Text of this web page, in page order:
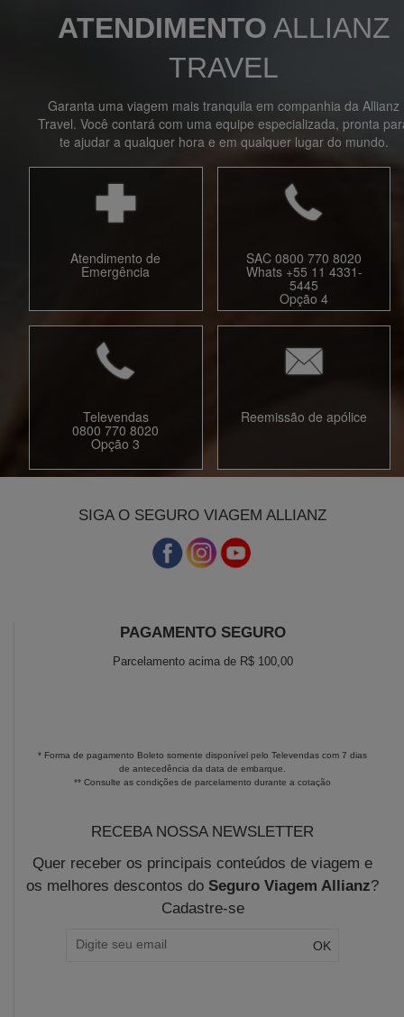
ATENDIMENTO ALLIANZ
TRAVEL
Garanta uma viagem mais tranquila em companhia da Allianz
Travel. Você contará com uma equipe especializada, pronta
te ajudar a qualquer hora e em qualquer lugar do mundo.
Atendimento de
Emergência
SAC 0800 770 8020
Whats +55 11 4331-
5445
Opção 4
Televendas
0800 770 8020
Opção 3
Reemissão de apólice
SIGA O SEGURO VIAGEM ALLIANZ
PAGAMENTO SEGURO
Parcelamento acima de R$ 100,00
* Forma de pagamento Boleto somente disponível pelo Televendas com 7 dias
de antecedência da data de embarque.
** Consulte as condições de parcelamento durante a cotação
RECEBA NOSSA NEWSLETTER
Quer receber os principais conteúdos de viagem e
os melhores descontos do Seguro Viagem Allianz?
Cadastre-se